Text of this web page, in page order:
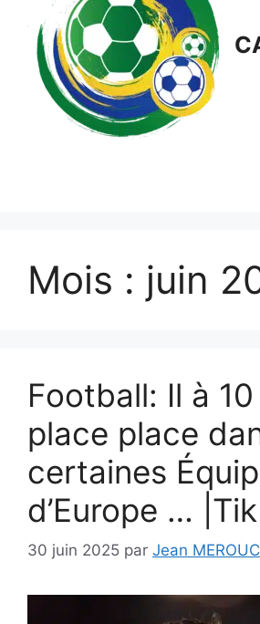
Mois : juin
Football: Il à
place place
certaines
d’Europe …
30 juin 2025 par Jean